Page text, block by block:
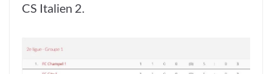
CS Italien 2.